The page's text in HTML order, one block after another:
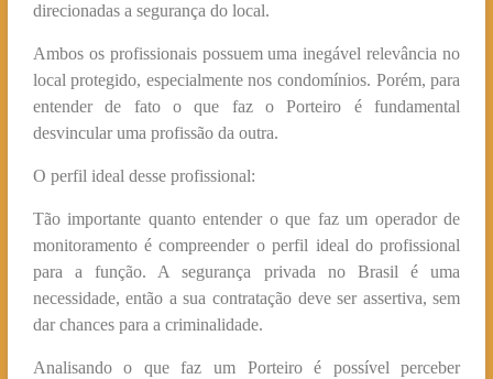
direcionadas a segurança do local.
Ambos os profissionais possuem uma inegável relevância no
local protegido, especialmente nos condomínios. Porém, para
entender de fato o que faz o Porteiro é fundamental
desvincular uma profissão da outra.
O perfil ideal desse profissional:
Tão importante quanto entender o que faz um operador de
monitoramento é compreender o perfil ideal do profissional
para a função. A segurança privada no Brasil é uma
necessidade, então a sua contratação deve ser assertiva, sem
dar chances para a criminalidade.
Analisando o que faz um Porteiro é possível perceber